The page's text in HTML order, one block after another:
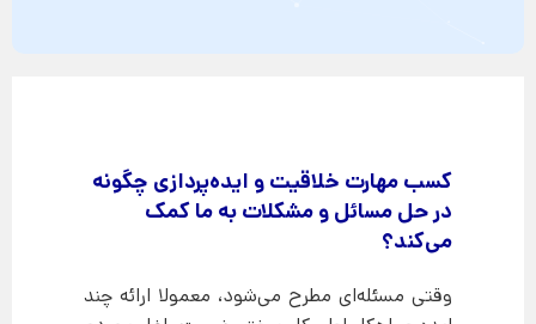
کسب مهارت خلاقیت و ایده‌پردازی چگونه
در حل مسائل و مشکلات به ما کمک
می‌کند؟
وقتی مسئله‌ای مطرح می‌شود، معمولا ارائه چند